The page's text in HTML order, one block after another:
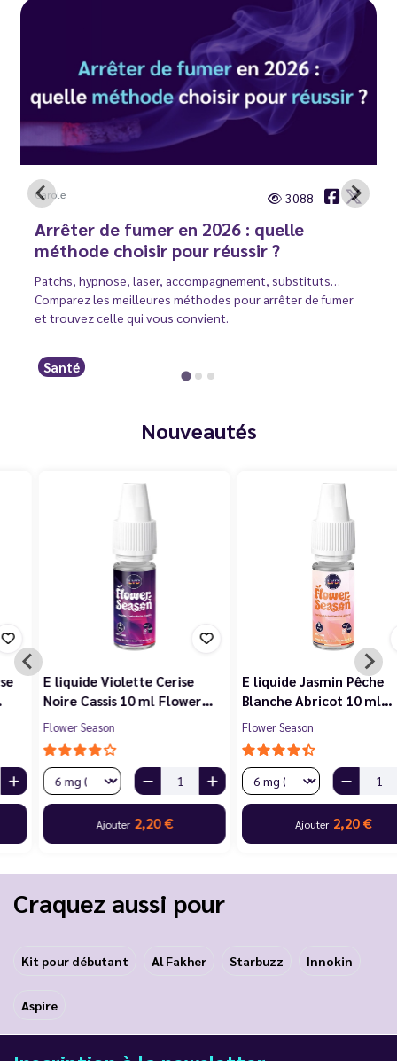
Carole 3088
Arrêter de fumer en 2026 : quelle
méthode choisir pour réussir ?
Patchs, hypnose, laser, accompagnement, substituts…
Comparez les meilleures méthodes pour arrêter de fumer
et trouvez celle qui vous convient.
Santé
Nouveautés
E liquide Violette Cerise
Noire Cassis 10 ml Flower…
Flower Season
Ajouter2,20 €
E liquide Jasmin Pêche
Blanche Abricot 10 ml…
Flower Season
Ajouter2,20 €
Craquez aussi pour
Kit pour débutant Al Fakher Starbuzz Innokin
Aspire